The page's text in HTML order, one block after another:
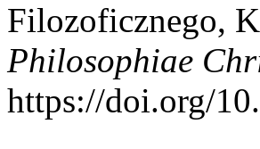
Filozoficznego,
Philosophiae
https://doi.org/